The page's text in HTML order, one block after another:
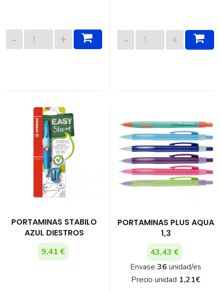
PORTAMINAS STABILO
AZUL DIESTROS
9,41 €
PORTAMINAS PLUS AQUA
1,3
43,43 €
Envase 36 unidad/es
Precio unidad 1,21€